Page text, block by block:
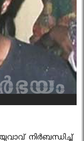
നിര്‍ബന്ധിച്ച്